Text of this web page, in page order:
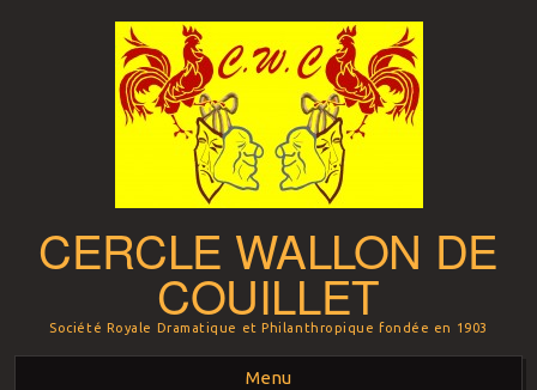
CERCLE WALLON DE
COUILLET
Société Royale Dramatique et Philanthropique fondée en 1903
Menu